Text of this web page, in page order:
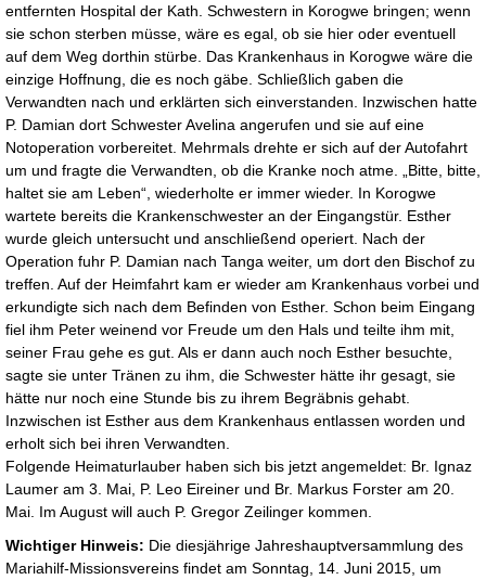
entfernten Hospital der Kath. Schwestern in Korogwe bringen; wenn
sie schon sterben müsse, wäre es egal, ob sie hier oder eventuell
auf dem Weg dorthin stürbe. Das Krankenhaus in Korogwe wäre die
einzige Hoffnung, die es noch gäbe. Schließlich gaben die
Verwandten nach und erklärten sich einverstanden. Inzwischen hatte
P. Damian dort Schwester Avelina angerufen und sie auf eine
Notoperation vorbereitet. Mehrmals drehte er sich auf der Autofahrt
um und fragte die Verwandten, ob die Kranke noch atme. „Bitte, bitte,
haltet sie am Leben“, wiederholte er immer wieder. In Korogwe
wartete bereits die Krankenschwester an der Eingangstür. Esther
wurde gleich untersucht und anschließend operiert. Nach der
Operation fuhr P. Damian nach Tanga weiter, um dort den Bischof zu
treffen. Auf der Heimfahrt kam er wieder am Krankenhaus vorbei und
erkundigte sich nach dem Befinden von Esther. Schon beim Eingang
fiel ihm Peter weinend vor Freude um den Hals und teilte ihm mit,
seiner Frau gehe es gut. Als er dann auch noch Esther besuchte,
sagte sie unter Tränen zu ihm, die Schwester hätte ihr gesagt, sie
hätte nur noch eine Stunde bis zu ihrem Begräbnis gehabt.
Inzwischen ist Esther aus dem Krankenhaus entlassen worden und
erholt sich bei ihren Verwandten.
Folgende Heimaturlauber haben sich bis jetzt angemeldet: Br. Ignaz
Laumer am 3. Mai, P. Leo Eireiner und Br. Markus Forster am 20.
Mai. Im August will auch P. Gregor Zeilinger kommen.
Wichtiger Hinweis: Die diesjährige Jahreshauptversammlung des
Mariahilf-Missionsvereins findet am Sonntag, 14. Juni 2015, um